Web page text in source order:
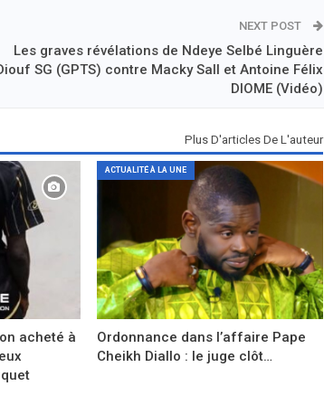
NEXT POST
Les graves révélations de Ndeye Selbé Linguère
SG (GPTS) contre Macky Sall et Antoine Félix
DIOME (Vidéo)
Plus D'articles De L'auteur
acheté à
ACTUALITÉ À LA UNE
Ordonnance dans l’affaire Pape
Cheikh Diallo : le juge clôt…